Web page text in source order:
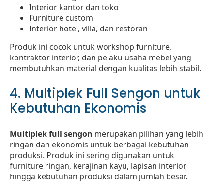
Interior kantor dan toko
Furniture custom
Interior hotel, villa, dan restoran
Produk ini cocok untuk workshop furniture,
kontraktor interior, dan pelaku usaha mebel yang
membutuhkan material dengan kualitas lebih stabil.
4. Multiplek Full Sengon untuk
Kebutuhan Ekonomis
Multiplek full sengon merupakan pilihan yang lebih
ringan dan ekonomis untuk berbagai kebutuhan
produksi. Produk ini sering digunakan untuk
furniture ringan, kerajinan kayu, lapisan interior,
hingga kebutuhan produksi dalam jumlah besar.